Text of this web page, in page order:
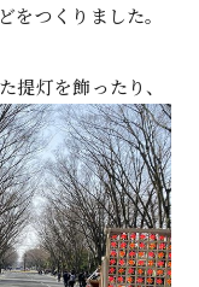
をつくりました。
提灯を飾ったり、